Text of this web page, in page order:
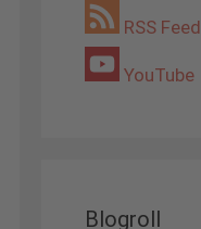
RSS Feed
YouTube
Blogroll